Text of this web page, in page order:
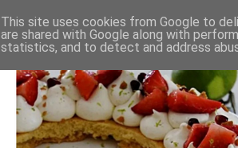
This site uses cookies from Google to
are shared with Google along with
statistics, and to detect and address